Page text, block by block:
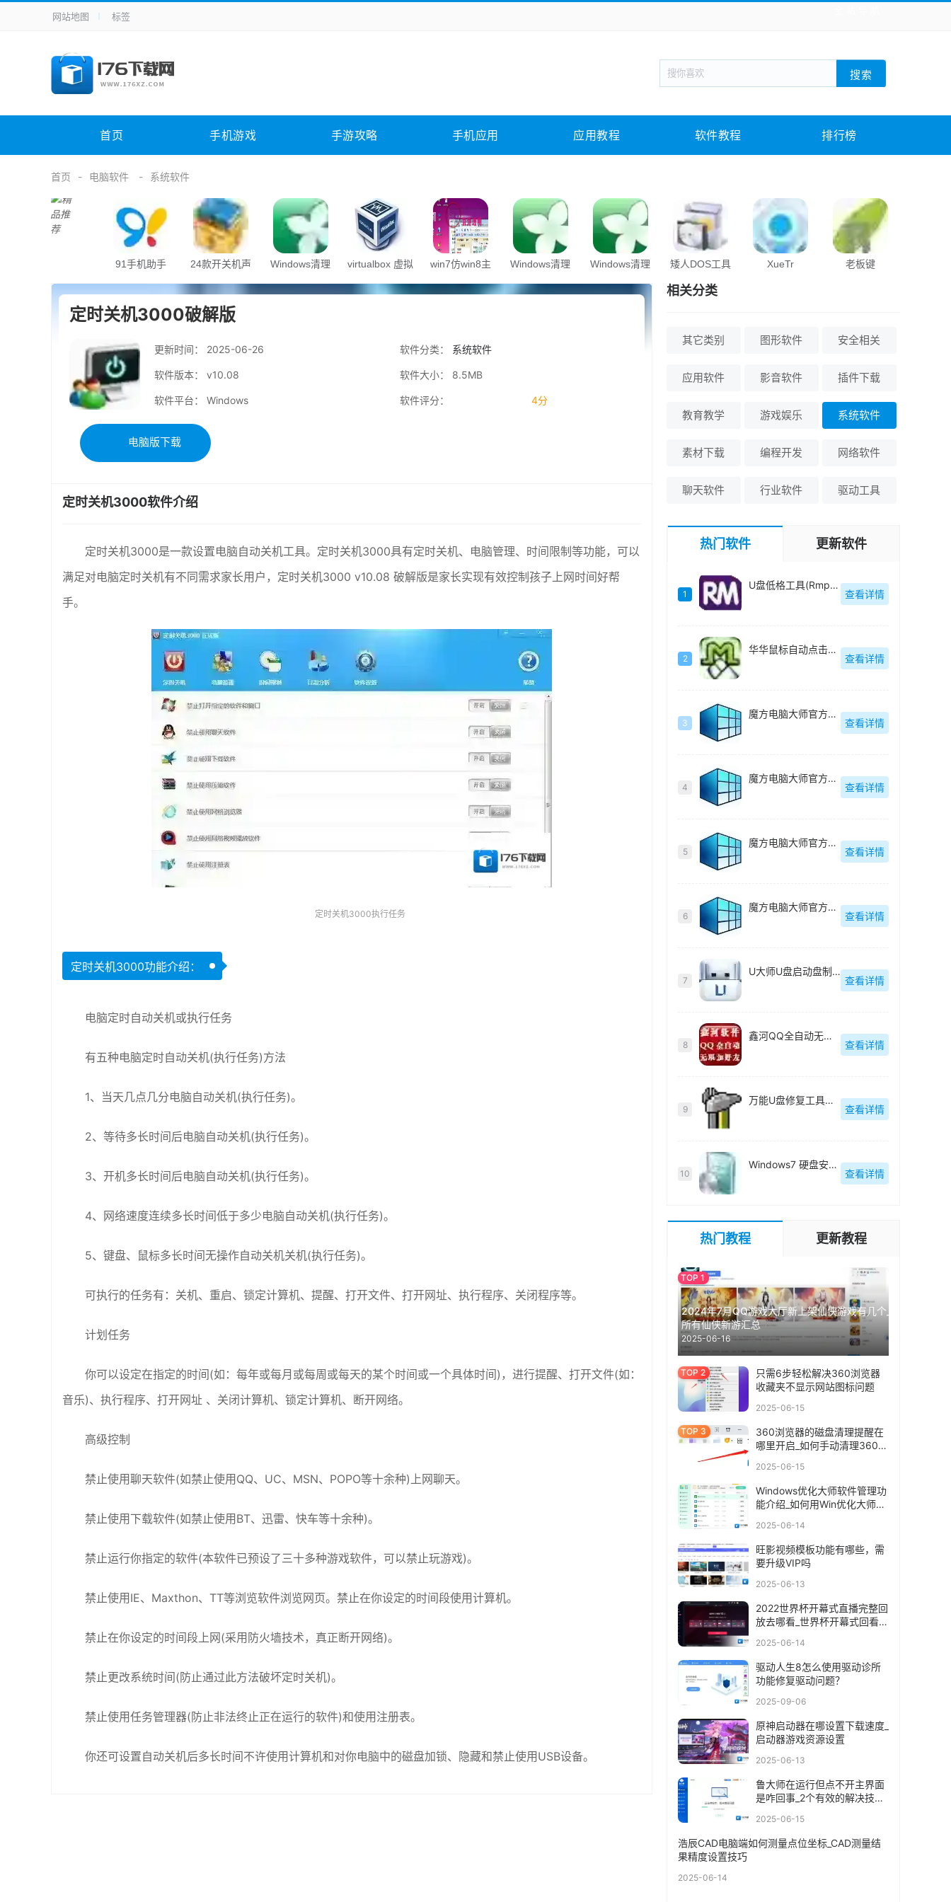
手机应用 新闻阅读 旅游出行 生活实用
手机游戏 体育竞技 战棋游戏 枪战射击 模拟经营
电脑软件 其它类别 图形软件 安全相关 应用软件 影音软件 插件下载 教育教学 游戏娱乐 系统软件 素材下载
未分类 综合其它
网站地图 标签
搜索
首页 手机游戏 手游攻略 手机应用 应用教程 软件教程 排行榜
首页 电脑软件 系统软件
91手机助手
24款开关机声
Windows清理
virtualbox 虚拟
win7仿win8主
Windows清理
Windows清理
矮人DOS工具
XueTr 老板键
定时关机3000破解版
更新时间： 2025-06-26 软件分类： 系统软件
软件版本： v10.08 软件大小： 8.5MB
软件平台： Windows 软件评分： 4分
电脑版下载
定时关机3000软件介绍
定时关机3000是一款设置电脑自动关机工具。定时关机3000具有定时关机、电脑管理、时间限制等功能，可以
满足对电脑定时关机有不同需求家长用户，定时关机3000 v10.08 破解版是家长实现有效控制孩子上网时间好帮
手。
定时关机3000执行任务
定时关机3000功能介绍：
电脑定时自动关机或执行任务
有五种电脑定时自动关机(执行任务)方法
1、当天几点几分电脑自动关机(执行任务)。
2、等待多长时间后电脑自动关机(执行任务)。
3、开机多长时间后电脑自动关机(执行任务)。
4、网络速度连续多长时间低于多少电脑自动关机(执行任务)。
5、键盘、鼠标多长时间无操作自动关机关机(执行任务)。
可执行的任务有：关机、重启、锁定计算机、提醒、打开文件、打开网址、执行程序、关闭程序等。
计划任务
你可以设定在指定的时间(如：每年或每月或每周或每天的某个时间或一个具体时间)，进行提醒、打开文件(如：
音乐)、执行程序、打开网址 、关闭计算机、锁定计算机、断开网络。
高级控制
禁止使用聊天软件(如禁止使用QQ、UC、MSN、POPO等十余种)上网聊天。
禁止使用下载软件(如禁止使用BT、迅雷、快车等十余种)。
禁止运行你指定的软件(本软件已预设了三十多种游戏软件，可以禁止玩游戏)。
禁止使用IE、Maxthon、TT等浏览软件浏览网页。禁止在你设定的时间段使用计算机。
禁止在你设定的时间段上网(采用防火墙技术，真正断开网络)。
禁止更改系统时间(防止通过此方法破坏定时关机)。
禁止使用任务管理器(防止非法终止正在运行的软件)和使用注册表。
你还可设置自动关机后多长时间不许使用计算机和对你电脑中的磁盘加锁、隐藏和禁止使用USB设备。
相关分类
其它类别 图形软件 安全相关
应用软件 影音软件 插件下载
教育教学 游戏娱乐 系统软件
素材下载 编程开发 网络软件
聊天软件 行业软件 驱动工具
热门软件 更新软件
1
U盘低格工具(Rmprepusb)绿色中文-v2.1.744
查看详情
2
华华鼠标自动点击器绿色去广告版-v4.6
查看详情
3
魔方电脑大师官方最新版-v6.25
查看详情
4
魔方电脑大师官方最新版-v6.25
查看详情
5
魔方电脑大师官方最新版-v6.25
查看详情
6
魔方电脑大师官方最新版-v6.25
查看详情
7
U大师U盘启动盘制作工具【附教程】-v【】
查看详情
8
鑫河QQ全自动无限加好友神器-v2.2.3.6
查看详情
9
万能U盘修复工具绿色版-v1.0
查看详情
10
Windows7 硬盘安装工具绿色版-v1.2.0.62
查看详情
热门教程 更新教程
2024年7月QQ游戏大厅新上架仙侠游戏有几个_
所有仙侠新游汇总
2025-06-16
只需6步轻松解决360浏览器
收藏夹不显示网站图标问题
2025-06-15
360浏览器的磁盘清理提醒在
哪里开启_如何手动清理360磁
2025-06-15
Windows优化大师软件管理功
能介绍_如何用Win优化大师卸
2025-06-14
旺影视频模板功能有哪些，需
要升级VIP吗
2025-06-13
2022世界杯开幕式直播完整回
放去哪看_世界杯开幕式回看步
2025-06-14
驱动人生8怎么使用驱动诊所
功能修复驱动问题？
2025-09-06
原神启动器在哪设置下载速度_
启动器游戏资源设置
2025-06-13
鲁大师在运行但点不开主界面
是咋回事_2个有效的解决技巧
2025-06-15
浩辰CAD电脑端如何测量点位坐标_CAD测量结
果精度设置技巧
2025-06-14